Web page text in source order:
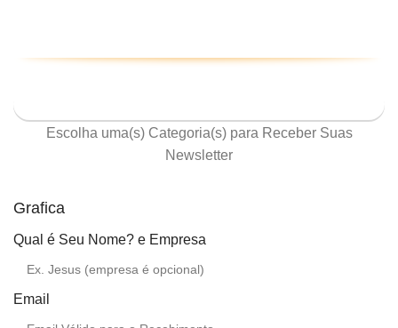
Escolha uma(s) Categoria(s) para Receber Suas
Newsletter
Grafica
Qual é Seu Nome? e Empresa
Email